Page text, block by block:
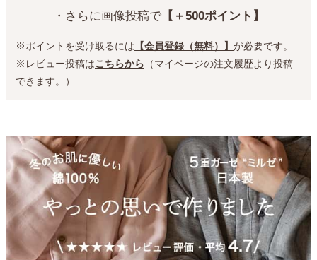
・さらに画像投稿で【＋500ポイント】
※ポイントを受け取るには 【会員登録（無料）】 が必要です。
※レビュー投稿はこちらから （マイページの注文履歴より投稿
できます。）